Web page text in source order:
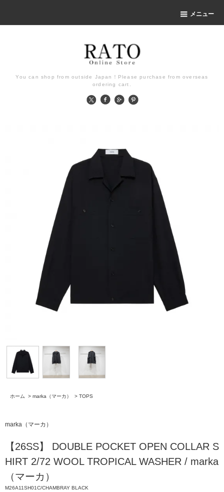
メニュー
You can shop from outside Japan！Please purchase from overseas
ordering cart.
ホーム > marka（マーカ） > TOPS
marka（マーカ）
【26SS】 DOUBLE POCKET OPEN COLLAR S
HIRT 2/72 WOOL TROPICAL WASHER / marka
（マーカ）
M26A11SH01C/CHAMBRAY BLACK